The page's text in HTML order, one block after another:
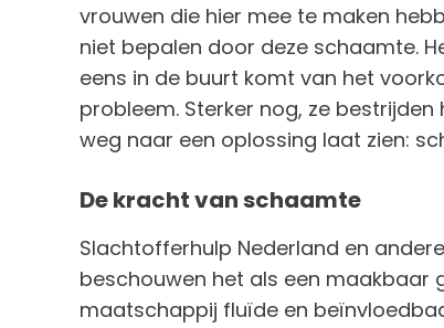
vrouwen die hier mee te maken
niet bepalen door deze schaamte.
eens in de buurt komt van het
probleem. Sterker nog, ze
weg naar een oplossing laat zien:
De kracht van schaamte
Slachtofferhulp Nederland en
beschouwen het als een maakbaar
maatschappij fluïde en